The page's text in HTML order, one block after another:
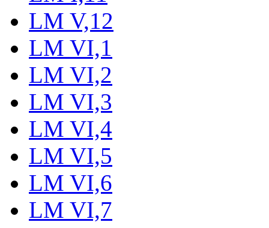
LM V,12
LM VI,1
LM VI,2
LM VI,3
LM VI,4
LM VI,5
LM VI,6
LM VI,7